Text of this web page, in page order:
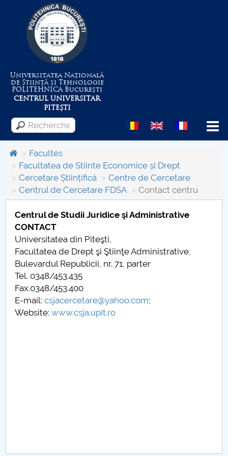
Universitatea Națională
de Știință și Tehnologie
POLITEHNICABucurești
CENTRUL UNIVERSITAR
PITEȘTI
Menu
Despre Universitate
Centrul de Management al Proiectelor
Conseil d'administration
Nr. de telefon si adrese Facultăți
Informations sur l'admission
Români de pretutindeni - ADMITERE
Relations Internationales
Facultés
Facultatea de Stiinte Economice și Drept
Cercetare Științifică
Centre de Cercetare
Centrul de Cercetare FDSA
Contact centru
Centrul de Studii Juridice şi Administrative
CONTACT
Universitatea din Piteşti,
Facultatea de Drept şi Ştiinţe Administrative,
Bulevardul Republicii, nr. 71, parter
Tel. 0348/453.435
Fax.0348/453.400
E-mail:csjacercetare@yahoo.com;
Website:www.csja.upit.ro